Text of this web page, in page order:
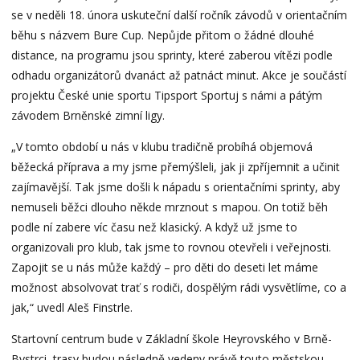
se v neděli 18. února uskuteční další ročník závodů v orientačním
běhu s názvem Bure Cup. Nepůjde přitom o žádné dlouhé
distance, na programu jsou sprinty, které zaberou vítězi podle
odhadu organizátorů dvanáct až patnáct minut. Akce je součástí
projektu České unie sportu Tipsport Sportuj s námi a pátým
závodem Brněnské zimní ligy.
„V tomto období u nás v klubu tradičně probíhá objemová
běžecká příprava a my jsme přemýšleli, jak ji zpříjemnit a učinit
zajímavější. Tak jsme došli k nápadu s orientačními sprinty, aby
nemuseli běžci dlouho někde mrznout s mapou. On totiž běh
podle ní zabere víc času než klasický. A když už jsme to
organizovali pro klub, tak jsme to rovnou otevřeli i veřejnosti.
Zapojit se u nás může každý – pro děti do deseti let máme
možnost absolvovat trať s rodiči, dospělým rádi vysvětlíme, co a
jak,“ uvedl Aleš Finstrle.
Startovní centrum bude v Základní škole Heyrovského v Brně-